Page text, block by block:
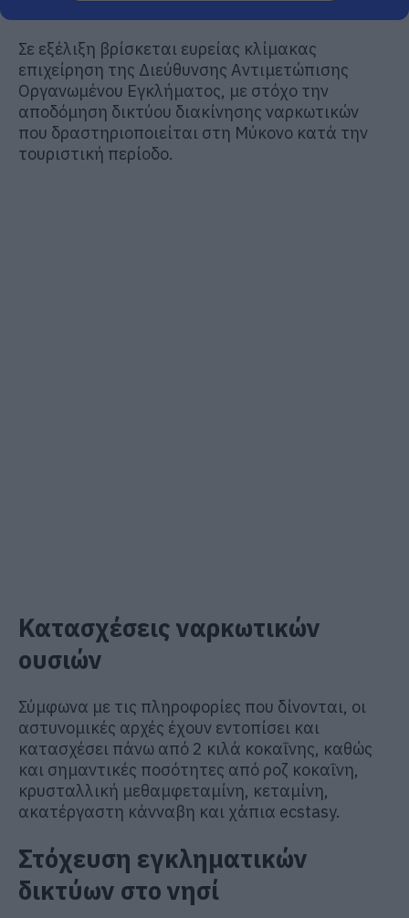
Σε εξέλιξη βρίσκεται ευρείας κλίμακας
επιχείρηση της Διεύθυνσης Αντιμετώπισης
Οργανωμένου Εγκλήματος, με στόχο την
αποδόμηση δικτύου διακίνησης ναρκωτικών
που δραστηριοποιείται στη Μύκονο κατά την
τουριστική περίοδο.
Κατασχέσεις ναρκωτικών
ουσιών
Σύμφωνα με τις πληροφορίες που δίνονται, οι
αστυνομικές αρχές έχουν εντοπίσει και
κατασχέσει πάνω από 2 κιλά κοκαΐνης, καθώς
και σημαντικές ποσότητες από ροζ κοκαΐνη,
κρυσταλλική μεθαμφεταμίνη, κεταμίνη,
ακατέργαστη κάνναβη και χάπια ecstasy.
Στόχευση εγκληματικών
δικτύων στο νησί